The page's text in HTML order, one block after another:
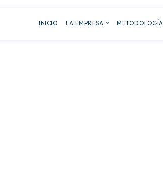
INICIO LA EMPRESA METODOLOGÍA